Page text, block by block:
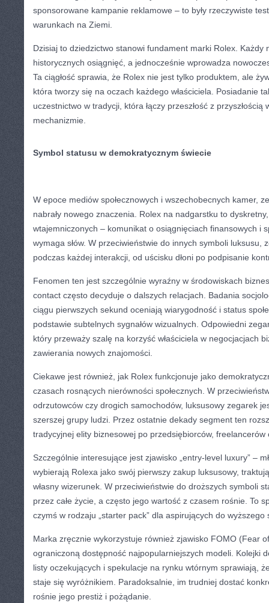
sponsorowane kampanie reklamowe – to były rzeczywiste
warunkach na Ziemi.
Dzisiaj to dziedzictwo stanowi fundament marki Rolex. Każdy
historycznych osiągnięć, a jednocześnie wprowadza
Ta ciągłość sprawia, że Rolex nie jest tylko produktem, ale
która tworzy się na oczach każdego właściciela. Posiadanie
uczestnictwo w tradycji, która łączy przeszłość z
mechanizmie.
Symbol statusu w demokratycznym świecie
W epoce mediów społecznowych i wszechobecnych kamer,
nabrały nowego znaczenia. Rolex na nadgarstku to
wtajemniczonych – komunikat o osiągnięciach finansowych i
wymaga słów. W przeciwieństwie do innych symboli luksusu,
podczas każdej interakcji, od uścisku dłoni po podpisanie
Fenomen ten jest szczególnie wyraźny w środowiskach
contact często decyduje o dalszych relacjach. Badania
ciągu pierwszych sekund oceniają wiarygodność i status
podstawie subtelnych sygnałów wizualnych. Odpowiedni
który przeważy szalę na korzyść właściciela w negocjacjach
zawierania nowych znajomości.
Ciekawe jest również, jak Rolex funkcjonuje jako
czasach rosnących nierówności społecznych. W
odrzutowców czy drogich samochodów, luksusowy zegarek
szerszej grupy ludzi. Przez ostatnie dekady segment ten
tradycyjnej elity biznesowej po przedsiębiorców,
Szczególnie interesujące jest zjawisko „entry-level luxury” –
wybierają Rolexa jako swój pierwszy zakup luksusowy,
własny wizerunek. W przeciwieństwie do droższych symboli
przez całe życie, a często jego wartość z czasem rośnie. To
czymś w rodzaju „starter pack” dla aspirujących do wyższego
Marka zręcznie wykorzystuje również zjawisko FOMO (Fear
ograniczoną dostępność najpopularniejszych modeli. Kolejki
listy oczekujących i spekulacje na rynku wtórnym sprawiają,
staje się wyróżnikiem. Paradoksalnie, im trudniej dostać
rośnie jego prestiż i pożądanie.